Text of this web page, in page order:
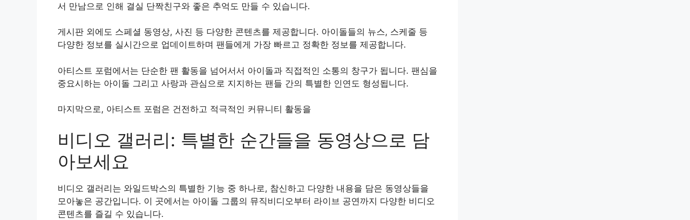
서 만남으로 인해 결실 단짝친구와 좋은 추억도 만들 수 있습니다.
게시판 외에도 스페셜 동영상, 사진 등 다양한 콘텐츠를 제공합니다. 아이돌들의 뉴스, 스케줄 등
다양한 정보를 실시간으로 업데이트하며 팬들에게 가장 빠르고 정확한 정보를 제공합니다.
아티스트 포럼에서는 단순한 팬 활동을 넘어서서 아이돌과 직접적인 소통의 창구가 됩니다. 팬심을
중요시하는 아이돌 그리고 사랑과 관심으로 지지하는 팬들 간의 특별한 인연도 형성됩니다.
마지막으로, 아티스트 포럼은 건전하고 적극적인 커뮤니티 활동을
비디오 갤러리: 특별한 순간들을 동영상으로 담
아보세요
비디오 갤러리는 와일드박스의 특별한 기능 중 하나로, 참신하고 다양한 내용을 담은 동영상들을
모아놓은 공간입니다. 이 곳에서는 아이돌 그룹의 뮤직비디오부터 라이브 공연까지 다양한 비디오
콘텐츠를 즐길 수 있습니다.